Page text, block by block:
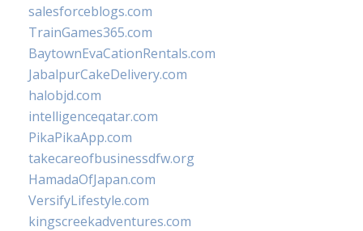
salesforceblogs.com
TrainGames365.com
BaytownEvaCationRentals.com
JabalpurCakeDelivery.com
halobjd.com
intelligenceqatar.com
PikaPikaApp.com
takecareofbusinessdfw.org
HamadaOfJapan.com
VersifyLifestyle.com
kingscreekadventures.com